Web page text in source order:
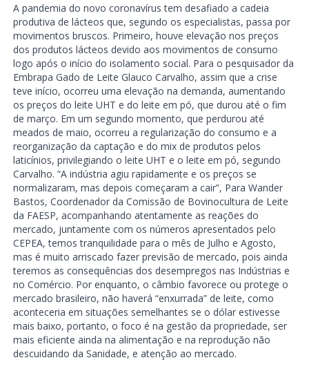
A pandemia do novo coronavírus tem desafiado a cadeia
produtiva de lácteos que, segundo os especialistas, passa por
movimentos bruscos. Primeiro, houve elevação nos preços
dos produtos lácteos devido aos movimentos de consumo
logo após o início do isolamento social. Para o pesquisador da
Embrapa Gado de Leite Glauco Carvalho, assim que a crise
teve início, ocorreu uma elevação na demanda, aumentando
os preços do leite UHT e do leite em pó, que durou até o fim
de março. Em um segundo momento, que perdurou até
meados de maio, ocorreu a regularização do consumo e a
reorganização da captação e do mix de produtos pelos
laticínios, privilegiando o leite UHT e o leite em pó, segundo
Carvalho. “A indústria agiu rapidamente e os preços se
normalizaram, mas depois começaram a cair”, Para Wander
Bastos, Coordenador da Comissão de Bovinocultura de Leite
da FAESP, acompanhando atentamente as reações do
mercado, juntamente com os números apresentados pelo
CEPEA, temos tranquilidade para o mês de Julho e Agosto,
mas é muito arriscado fazer previsão de mercado, pois ainda
teremos as consequências dos desempregos nas Indústrias e
no Comércio. Por enquanto, o câmbio favorece ou protege o
mercado brasileiro, não haverá “enxurrada” de leite, como
aconteceria em situações semelhantes se o dólar estivesse
mais baixo, portanto, o foco é na gestão da propriedade, ser
mais eficiente ainda na alimentação e na reprodução não
descuidando da Sanidade, e atenção ao mercado.